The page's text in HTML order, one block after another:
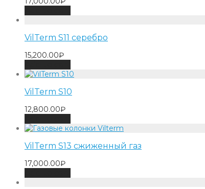
VilTerm S11 серебро
15,200.00₽
VilTerm S10
12,800.00₽
VilTerm S13 сжиженный газ
17,000.00₽